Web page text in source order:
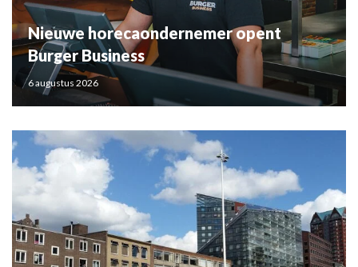
Nieuwe horecaondernemer opent
Burger Business
6 augustus 2026